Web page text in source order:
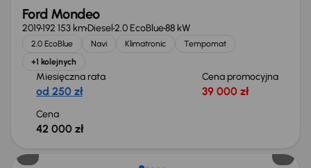
Ford Mondeo
2019192 153 kmDiesel2.0 EcoBlue88 kW
2.0 EcoBlue Navi Klimatronic
Tempomat
+1 kolejnych
Miesięczna rata
od 250 zł
Cena promocyjna
39 000 zł
Cena
42 000 zł